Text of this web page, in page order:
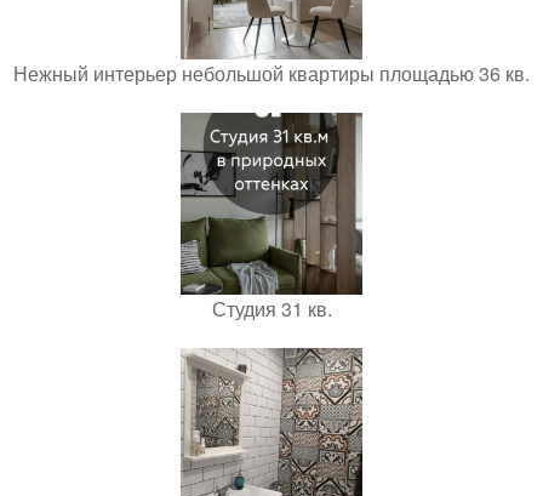
Нежный интерьер небольшой квартиры площадью 36 кв.
Студия 31 кв.